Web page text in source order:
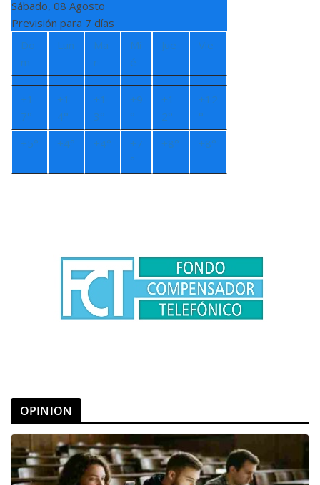
Sábado, 08 Agosto
Previsión para 7 días
Do
m
Lun
Ma
r
Mi
é
Jue Vie
+1
7°
+1
4°
+1
3°
+9
°
+1
2°
+12
°
+5° +4° +4° +7
°
+8° +8°
OPINION